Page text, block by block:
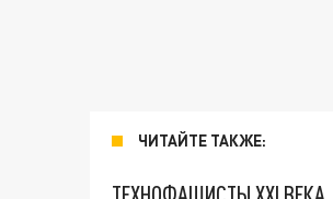
ЧИТАЙТЕ ТАКЖЕ: